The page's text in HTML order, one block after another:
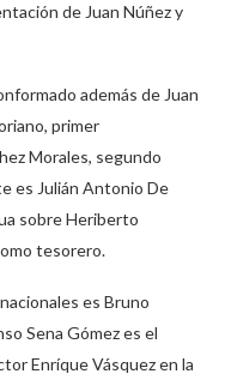
de Juan Núñez y
además de Juan
primer
Morales, segundo
es Julián Antonio De
sobre Heriberto
tesorero.
es Bruno
Sena Gómez es el
Enríque Vásquez en la